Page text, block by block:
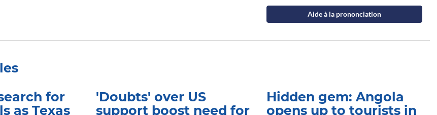
Aide à la prononciation
for
as Texas
'Doubts' over US
support boost need for
Hidden gem: Angola
opens up to tourists in